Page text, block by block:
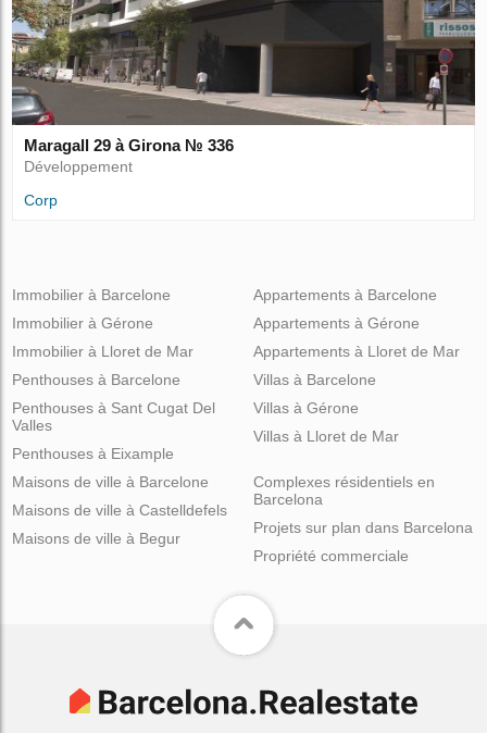
Maragall 29 à Girona № 336
Développement
Corp
Immobilier à Barcelone
Immobilier à Gérone
Immobilier à Lloret de Mar
Appartements à Barcelone
Appartements à Gérone
Appartements à Lloret de Mar
Penthouses à Barcelone
Penthouses à Sant Cugat Del
Valles
Penthouses à Eixample
Villas à Barcelone
Villas à Gérone
Villas à Lloret de Mar
Maisons de ville à Barcelone
Maisons de ville à Castelldefels
Maisons de ville à Begur
Complexes résidentiels en
Barcelona
Projets sur plan dans Barcelona
Propriété commerciale